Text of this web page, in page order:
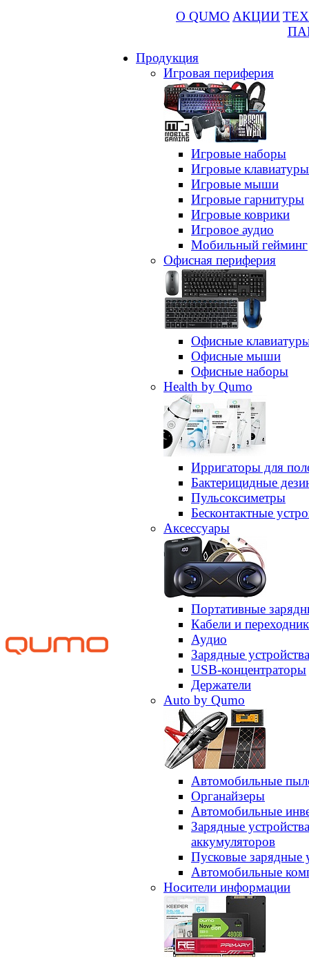
О QUMO АКЦИИ
Продукция
Игровая периферия
Игровые наборы
Игровые клавиатуры
Игровые мыши
Игровые гарнитуры
Игровые коврики
Игровое аудио
Мобильный гейминг
Офисная периферия
Офисные
Офисные мыши
Офисные наборы
Health by Qumo
Ирригаторы для
Бактерицидные
Пульсоксиметры
Бесконтактные
Аксессуары
Портативные
Кабели и
Аудио
Зарядные устройства
USB-концентраторы
Держатели
Auto by Qumo
Автомобильные
Органайзеры
Автомобильные
Зарядные
аккумуляторов
Пусковые зарядные
Автомобильные
Носители информации